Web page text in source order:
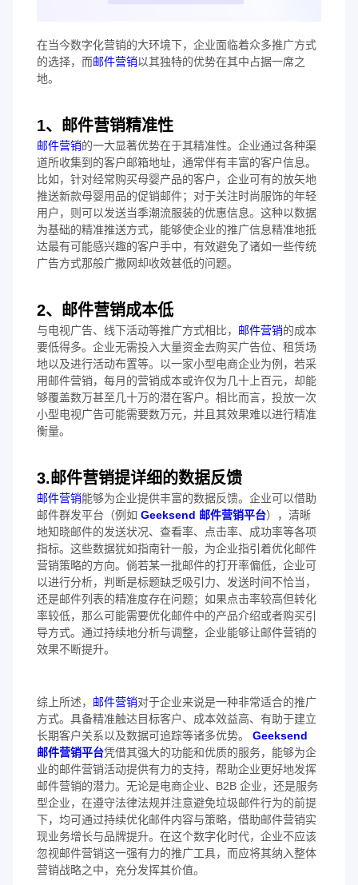
在当今数字化营销的大环境下，企业面临着众多推广方式
的选择，而邮件营销以其独特的优势在其中占据一席之
地。
1、邮件营销精准性
邮件营销的一大显著优势在于其精准性。企业通过各种渠
道所收集到的客户邮箱地址，通常伴有丰富的客户信息。
比如，针对经常购买母婴产品的客户，企业可有的放矢地
推送新款母婴用品的促销邮件；对于关注时尚服饰的年轻
用户，则可以发送当季潮流服装的优惠信息。这种以数据
为基础的精准推送方式，能够使企业的推广信息精准地抵
达最有可能感兴趣的客户手中，有效避免了诸如一些传统
广告方式那般广撒网却收效甚低的问题。
2、邮件营销成本低
与电视广告、线下活动等推广方式相比， 邮件营销的成本
要低得多。企业无需投入大量资金去购买广告位、租赁场
地以及进行活动布置等。以一家小型电商企业为例，若采
用邮件营销，每月的营销成本或许仅为几十上百元，却能
够覆盖数万甚至几十万的潜在客户。相比而言，投放一次
小型电视广告可能需要数万元，并且其效果难以进行精准
衡量。
3.邮件营销提详细的数据反馈
邮件营销能够为企业提供丰富的数据反馈。企业可以借助
邮件群发平台（例如 Geeksend 邮件营销平台），清晰
地知晓邮件的发送状况、查看率、点击率、成功率等各项
指标。这些数据犹如指南针一般，为企业指引着优化邮件
营销策略的方向。倘若某一批邮件的打开率偏低，企业可
以进行分析，判断是标题缺乏吸引力、发送时间不恰当，
还是邮件列表的精准度存在问题；如果点击率较高但转化
率较低，那么可能需要优化邮件中的产品介绍或者购买引
导方式。通过持续地分析与调整，企业能够让邮件营销的
效果不断提升。
综上所述， 邮件营销对于企业来说是一种非常适合的推广
方式。具备精准触达目标客户、成本效益高、有助于建立
长期客户关系以及数据可追踪等诸多优势。
Geeksend
邮件营销平台凭借其强大的功能和优质的服务，能够为企
业的邮件营销活动提供有力的支持，帮助企业更好地发挥
邮件营销的潜力。无论是电商企业、B2B 企业，还是服务
型企业，在遵守法律法规并注意避免垃圾邮件行为的前提
下，均可通过持续优化邮件内容与策略，借助邮件营销实
现业务增长与品牌提升。在这个数字化时代，企业不应该
忽视邮件营销这一强有力的推广工具，而应将其纳入整体
营销战略之中，充分发挥其价值。